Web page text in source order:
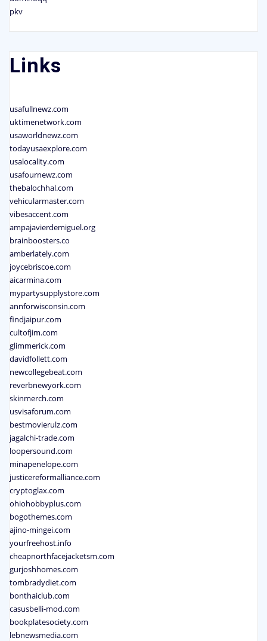
pkv
Links
usafullnewz.com
uktimenetwork.com
usaworldnewz.com
todayusaexplore.com
usalocality.com
usafournewz.com
thebalochhal.com
vehicularmaster.com
vibesaccent.com
ampajavierdemiguel.org
brainboosters.co
amberlately.com
joycebriscoe.com
aicarmina.com
mypartysupplystore.com
annforwisconsin.com
findjaipur.com
cultofjim.com
glimmerick.com
davidfollett.com
newcollegebeat.com
reverbnewyork.com
skinmerch.com
usvisaforum.com
bestmovierulz.com
jagalchi-trade.com
loopersound.com
minapenelope.com
justicereformalliance.com
cryptoglax.com
ohiohobbyplus.com
bogothemes.com
ajino-mingei.com
yourfreehost.info
cheapnorthfacejacketsm.com
gurjoshhomes.com
tombradydiet.com
bonthaiclub.com
casusbelli-mod.com
bookplatesociety.com
lebnewsmedia.com